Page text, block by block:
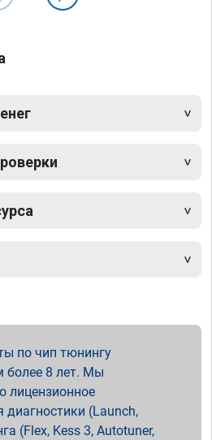
по чип тюнингу
8 лет. Мы
лицензионное
диагностики (Launch,
(Flex, Kess 3, Autotuner,